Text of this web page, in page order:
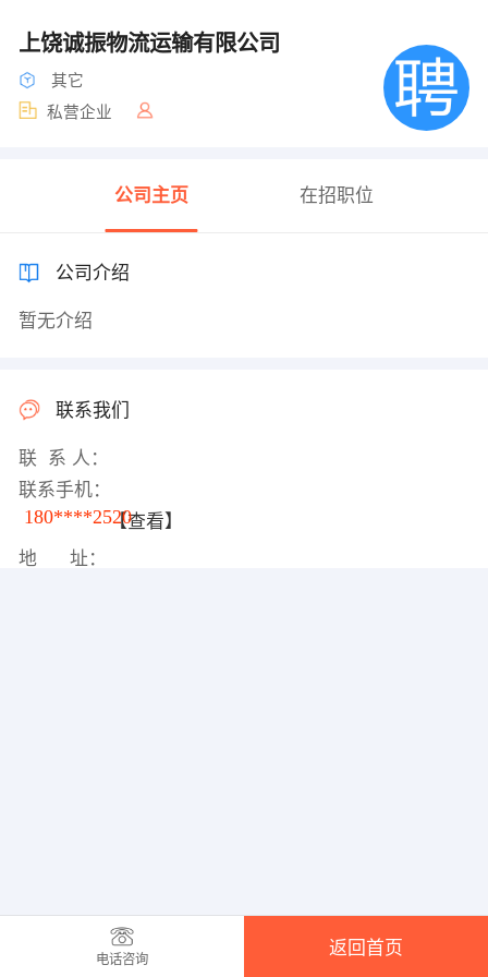
上饶诚振物流运输有限公司
其它
私营企业
公司主页 在招职位
公司介绍
暂无介绍
联系我们
联 系 人：
联系手机：
180****2520【查看】
地 址：
电话咨询
返回首页